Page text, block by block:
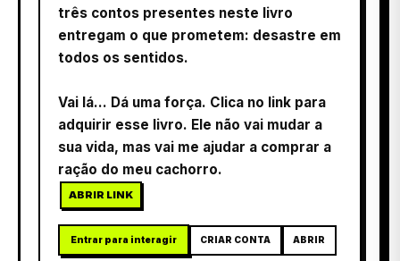
três contos presentes neste livro
entregam o que prometem: desastre em
todos os sentidos.
Vai lá... Dá uma força. Clica no link para
adquirir esse livro. Ele não vai mudar a
sua vida, mas vai me ajudar a comprar a
ração do meu cachorro.
ABRIR LINK
Entrar para interagir CRIAR CONTA ABRIR